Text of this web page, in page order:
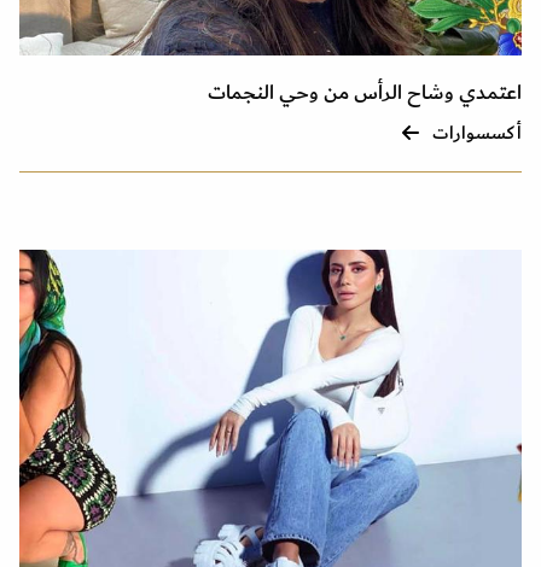
اعتمدي وشاح الرأس من وحي النجمات
أكسسوارات